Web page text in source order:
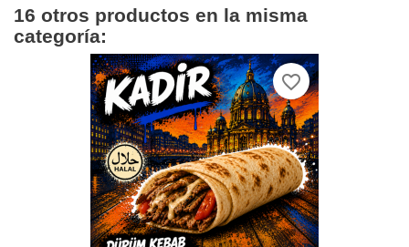
16 otros productos en la misma
categoría:
favorite_border